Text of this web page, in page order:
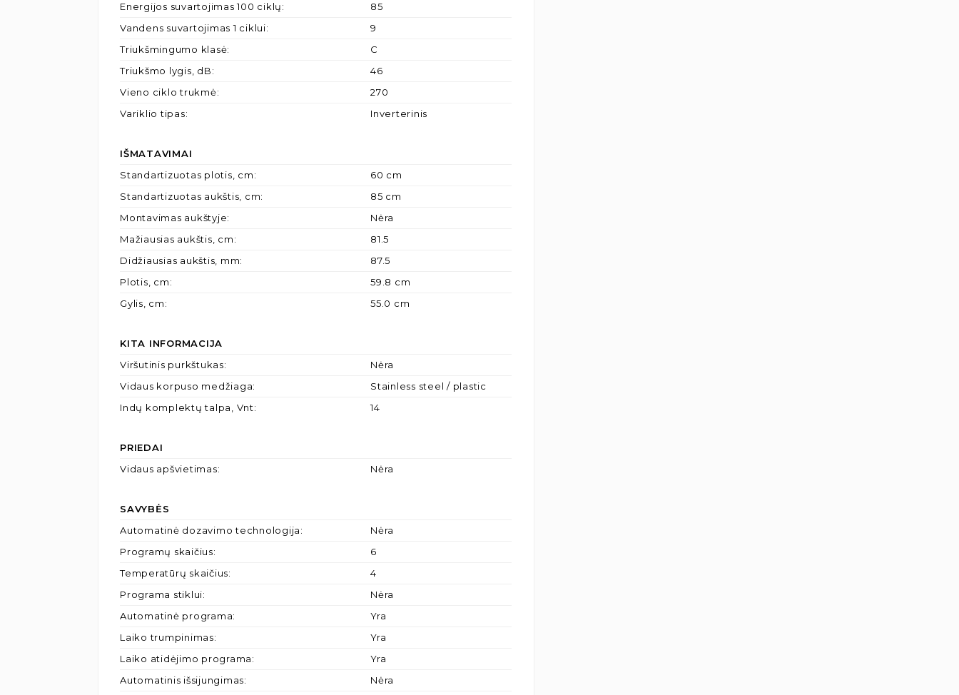
Energijos suvartojimas 100 ciklų:
85
Vandens suvartojimas 1 ciklui:
9
Triukšmingumo klasė:
C
Triukšmo lygis, dB:
46
Vieno ciklo trukmė:
270
Variklio tipas: Inverterinis
IŠMATAVIMAI
Standartizuotas plotis, cm:
60 cm
Standartizuotas aukštis, cm:
85 cm
Montavimas aukštyje:
Nėra
Mažiausias aukštis, cm:
81.5
Didžiausias aukštis, mm:
87.5
Plotis, cm:
59.8 cm
Gylis, cm: 55.0 cm
KITA INFORMACIJA
Viršutinis purkštukas:
Nėra
Vidaus korpuso medžiaga:
Stainless steel / plastic
Indų komplektų talpa, Vnt: 14
PRIEDAI
Vidaus apšvietimas: Nėra
SAVYBĖS
Automatinė dozavimo technologija:
Nėra
Programų skaičius:
6
Temperatūrų skaičius:
4
Programa stiklui:
Nėra
Automatinė programa:
Yra
Laiko trumpinimas:
Yra
Laiko atidėjimo programa:
Yra
Automatinis išsijungimas:
Nėra